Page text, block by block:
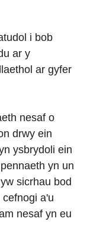
i bob
ar y
ar gyfer
nesaf o
drwy ein
ysbrydoli ein
yn un
sicrhau bod
a'u
nesaf yn eu